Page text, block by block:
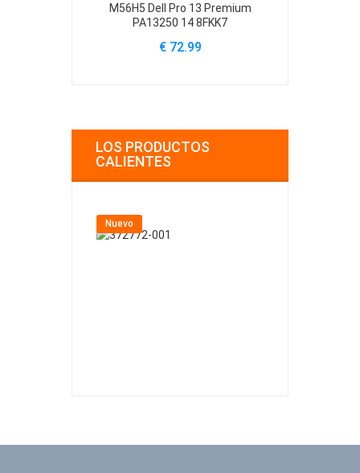
M56H5 Dell Pro 13 Premium
PA13250 14 8FKK7
€ 72.99
LOS PRODUCTOS
CALIENTES
Nuevo